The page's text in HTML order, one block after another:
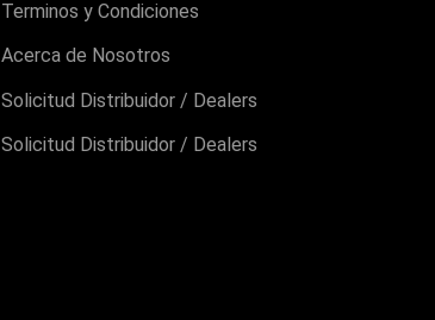
Terminos y Condiciones
Acerca de Nosotros
Solicitud Distribuidor / Dealers
Solicitud Distribuidor / Dealers